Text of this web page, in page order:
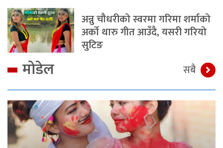
अन्नु चौधरीको स्वरमा गरिमा शर्माको
अर्को थारु गीत आउँदै, यसरी गरियो
सुटिङ
मोडेल सबै